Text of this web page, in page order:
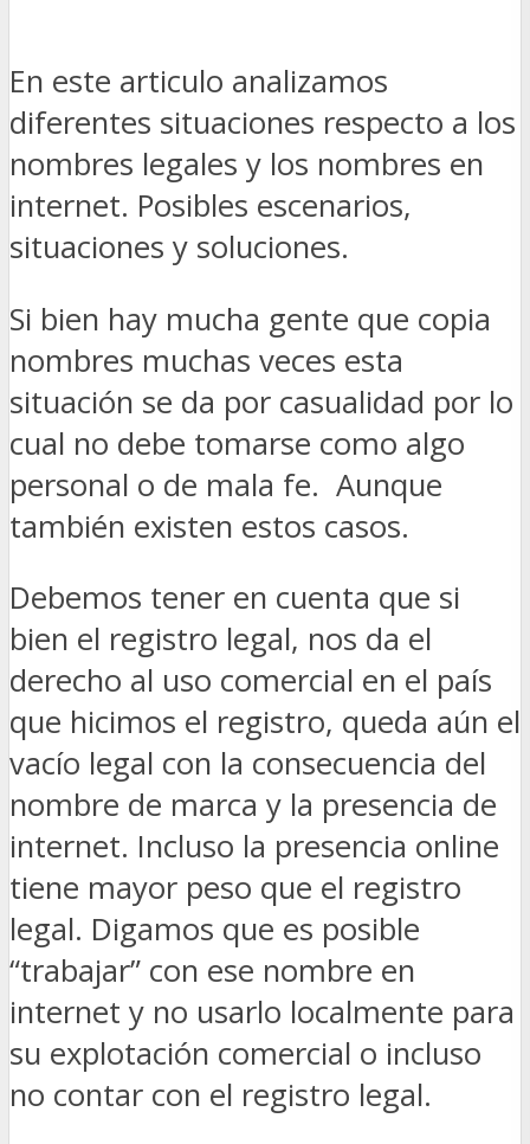
En este articulo analizamos
diferentes situaciones respecto a los
nombres legales y los nombres en
internet. Posibles escenarios,
situaciones y soluciones.
Si bien hay mucha gente que copia
nombres muchas veces esta
situación se da por casualidad por lo
cual no debe tomarse como algo
personal o de mala fe. Aunque
también existen estos casos.
Debemos tener en cuenta que si
bien el registro legal, nos da el
derecho al uso comercial en el país
que hicimos el registro, queda aún el
vacío legal con la consecuencia del
nombre de marca y la presencia de
internet. Incluso la presencia online
tiene mayor peso que el registro
legal. Digamos que es posible
“trabajar” con ese nombre en
internet y no usarlo localmente para
su explotación comercial o incluso
no contar con el registro legal.